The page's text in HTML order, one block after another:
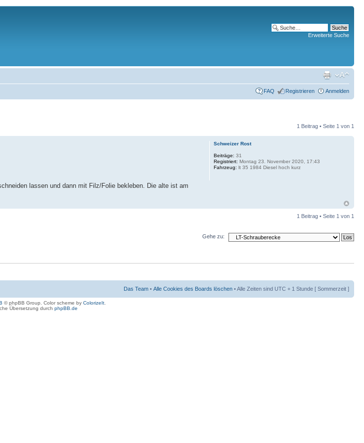
Erweiterte Suche
FAQ Registrieren Anmelden
1 Beitrag • Seite 1 von 1
lassen und dann mit Filz/Folie bekleben. Die alte ist am
Schweizer Rost
Beiträge: 31
Registriert: Montag 23. November 2020, 17:43
Fahrzeug: lt 35 1984 Diesel hoch kurz
1 Beitrag • Seite 1 von 1
Gehe zu:
Das Team • Alle Cookies des Boards löschen • Alle Zeiten sind UTC + 1 Stunde [ Sommerzeit ]
© phpBB Group. Color scheme by ColorizeIt.
Übersetzung durch phpBB.de